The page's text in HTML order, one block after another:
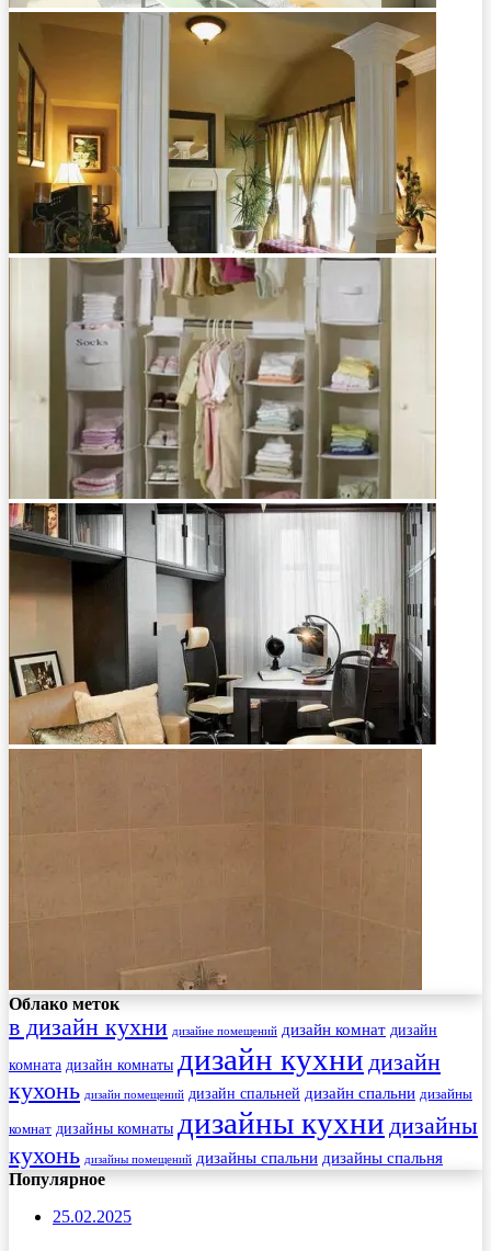
Облако меток
в дизайн кухни дизайне помещений дизайн комнат дизайн
комната дизайн комнаты дизайн кухни дизайн
кухонь дизайн помещений дизайн спальней дизайн спальни дизайны
комнат дизайны комнаты дизайны кухни дизайны
кухонь дизайны помещений дизайны спальни дизайны спальня
Популярное
25.02.2025